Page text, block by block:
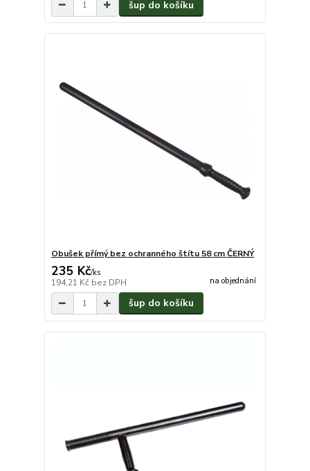
šup do košíku
Obušek přímý bez ochranného štítu 58 cm ČERNÝ
235 Kč/ks
194,21 Kč bez DPH na objednání
šup do košíku